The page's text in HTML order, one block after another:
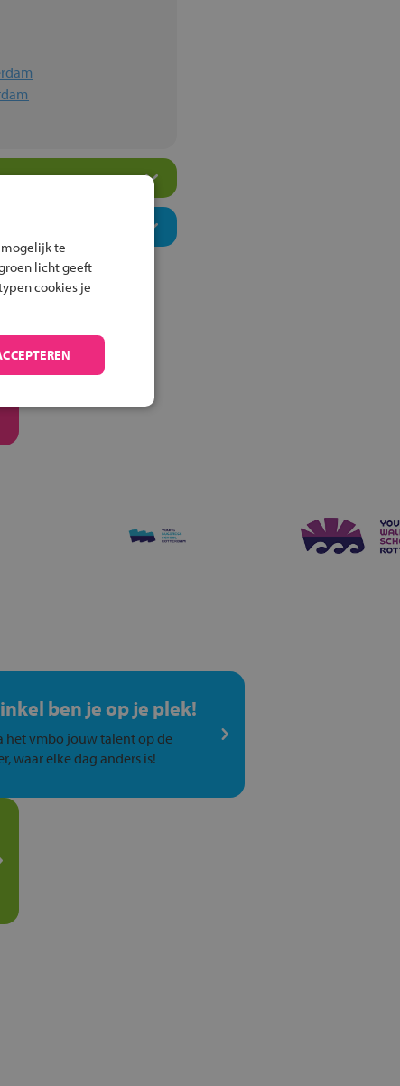
ben je op je plek!
het vmbo jouw talent op de
waar elke dag anders is!
mogelijk te
licht geeft
cookies je